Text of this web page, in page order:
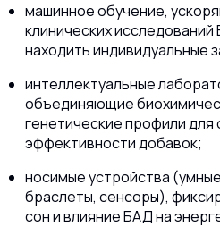
машинное обучение,
клинических
находить индивидуальные
интеллектуальные
объединяющие
генетические профили для
эффективности добавок;
носимые устройства
браслеты, сенсоры),
сон и влияние БАД на